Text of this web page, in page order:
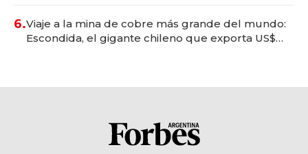
6.Viaje a la mina de cobre más grande del mundo:
Escondida, el gigante chileno que exporta US$